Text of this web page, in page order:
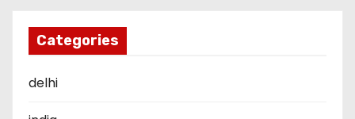
Categories
delhi